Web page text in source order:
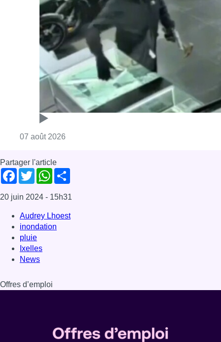
07 août 2026
Partager l'article
Facebook
TwitterWhatsApp
20 juin 2024 - 15h31
Audrey Lhoest
inondation
pluie
Ixelles
News
Offres d’emploi